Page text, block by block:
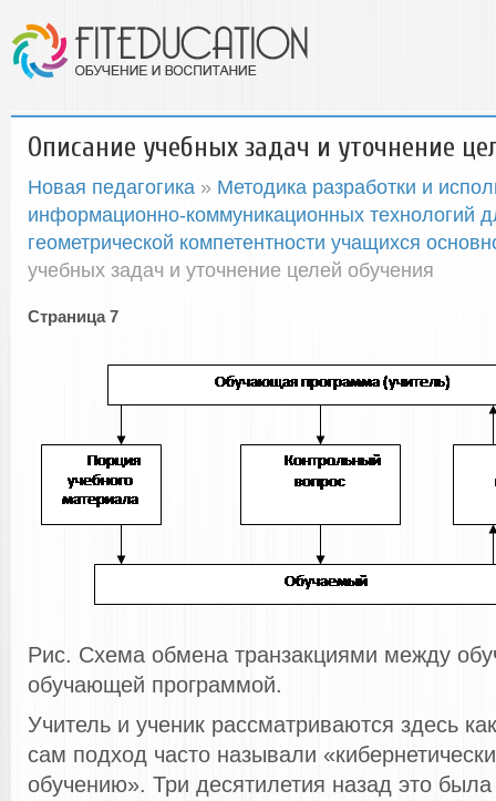
Описание учебных задач и уточнение
Новая педагогика » Методика разработки и
информационно-коммуникационных технологий
геометрической компетентности учащихся
учебных задач и уточнение целей обучения
Страница 7
Рис. Схема обмена транзакциями между
обучающей программой.
Учитель и ученик рассматриваются здесь
сам подход часто называли
обучению». Три десятилетия назад это